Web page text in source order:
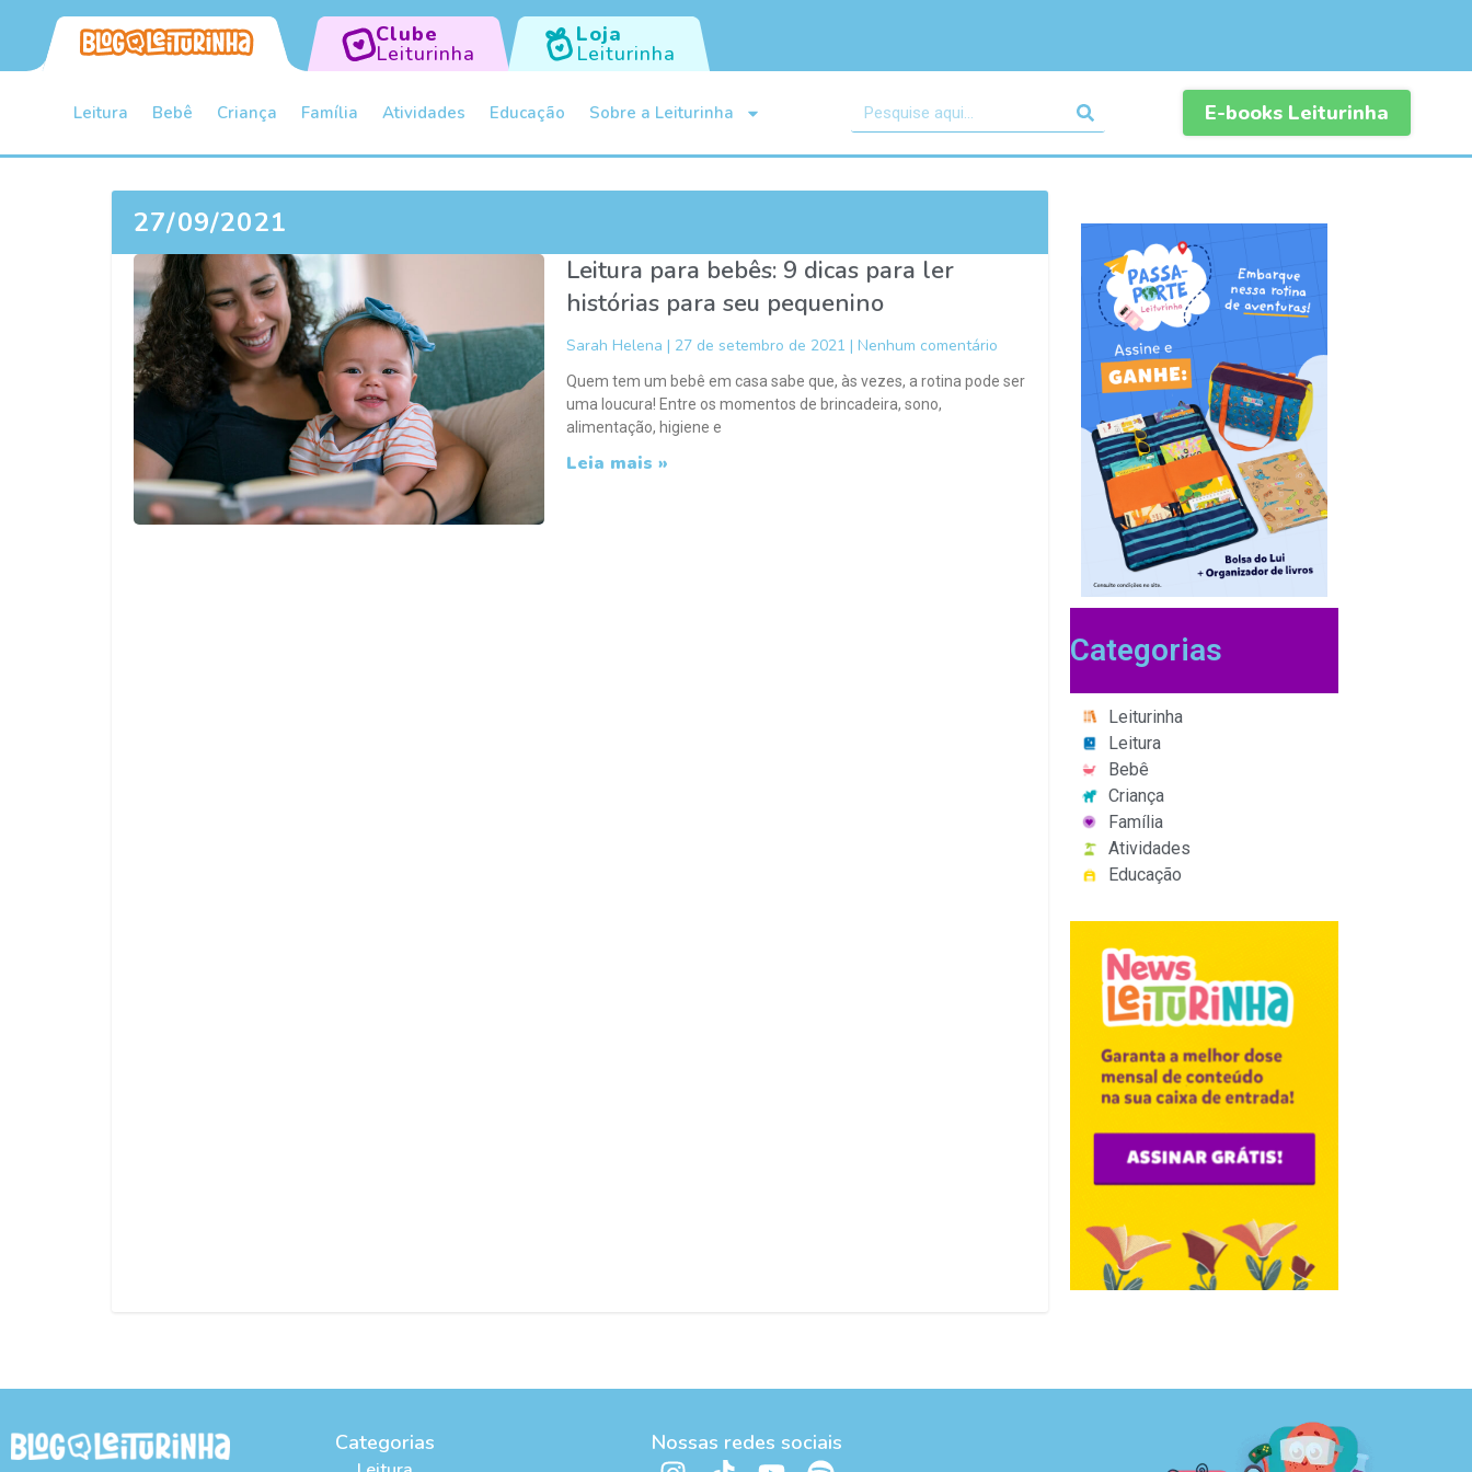
Clube
Leiturinha
Loja
Leiturinha
Leitura Bebê Criança Família Atividades Educação Sobre a Leiturinha E-books Leiturinha
27/09/2021
Leitura para bebês: 9 dicas para ler
histórias para seu pequenino
Sarah Helena 27 de setembro de 2021 Nenhum comentário
Quem tem um bebê em casa sabe que, às vezes, a rotina pode ser
uma loucura! Entre os momentos de brincadeira, sono,
alimentação, higiene e
Leia mais »
Categorias
Leiturinha
Leitura
Bebê
Criança
Família
Atividades
Educação
Categorias Nossas redes sociais